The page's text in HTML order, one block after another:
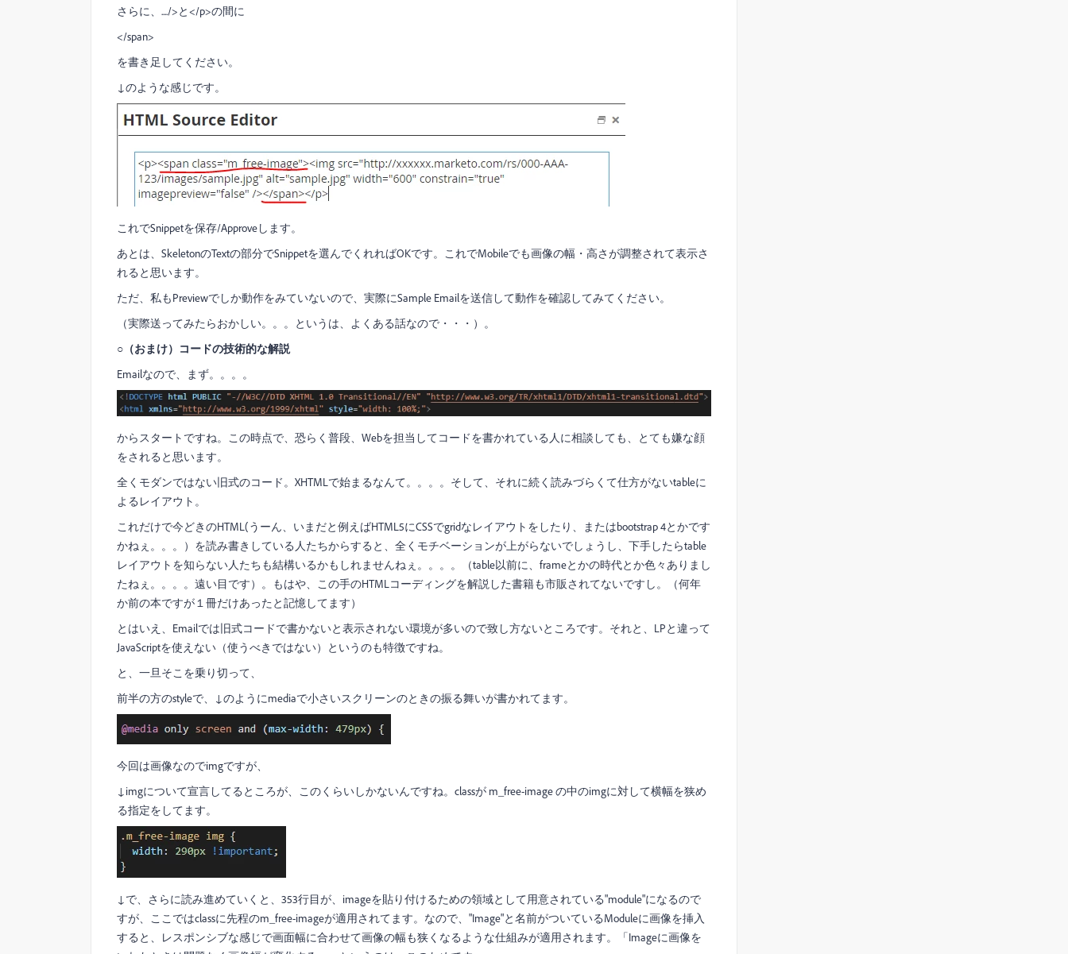
さらに、..../>と</p>の間に
</span>
を書き足してください。
↓のような感じです。
これでSnippetを保存/Approveします。
あとは、SkeletonのTextの部分でSnippetを選んでくれればOKです。これでMobileでも画像の幅・高さが調整されて表示さ
れると思います。
ただ、私もPreviewでしか動作をみていないので、実際にSample Emailを送信して動作を確認してみてください。
（実際送ってみたらおかしい。。。というは、よくある話なので・・・）。
○（おまけ）コードの技術的な解説
Emailなので、まず。。。。
からスタートですね。この時点で、恐らく普段、Webを担当してコードを書かれている人に相談しても、とても嫌な顔
をされると思います。
全くモダンではない旧式のコード。XHTMLで始まるなんて。。。。そして、それに続く読みづらくて仕方がないtableに
よるレイアウト。
これだけで今どきのHTML(うーん、いまだと例えばHTML5にCSSでgridなレイアウトをしたり、またはbootstrap 4とかです
かねぇ。。。）を読み書きしている人たちからすると、全くモチベーションが上がらないでしょうし、下手したらtable
レイアウトを知らない人たちも結構いるかもしれませんねぇ。。。。（table以前に、frameとかの時代とか色々ありまし
たねぇ。。。。遠い目です）。もはや、この手のHTMLコーディングを解説した書籍も市販されてないですし。（何年
か前の本ですが１冊だけあったと記憶してます）
とはいえ、Emailでは旧式コードで書かないと表示されない環境が多いので致し方ないところです。それと、LPと違って
JavaScriptを使えない（使うべきではない）というのも特徴ですね。
と、一旦そこを乗り切って、
前半の方のstyleで、↓のようにmediaで小さいスクリーンのときの振る舞いが書かれてます。
今回は画像なのでimgですが、
↓imgについて宣言してるところが、このくらいしかないんですね。classが m_free-image の中のimgに対して横幅を狭め
る指定をしてます。
↓で、さらに読み進めていくと、353行目が、imageを貼り付けるための領域として用意されている"module"になるので
すが、ここではclassに先程のm_free-imageが適用されてます。なので、"Image"と名前がついているModuleに画像を挿入
すると、レスポンシブな感じで画面幅に合わせて画像の幅も狭くなるような仕組みが適用されます。「Imageに画像を